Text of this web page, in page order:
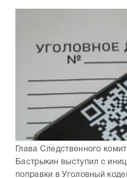
Глава Следственного
Бастрыкин выступил с
поправки в Уголовный